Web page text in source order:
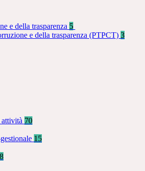
e della trasparenza 5
e della trasparenza (PTPCT) 3
70
15